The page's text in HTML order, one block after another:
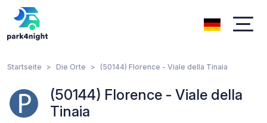
Startseite Die Orte (50144) Florence - Viale della Tinaia
(50144) Florence - Viale della
Tinaia